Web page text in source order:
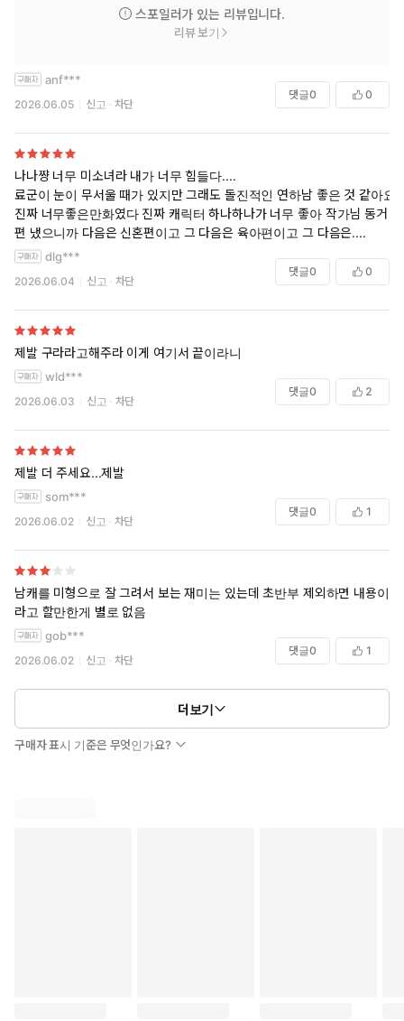
스포일러가 있는 리뷰입니다.
리뷰 보기
anf***
2026.06.05 신고 차단
댓글0 0
나나쨩 너무 미소녀라 내가 너무 힘들다....
료군이 눈이 무서울 때가 있지만 그래도 돌진적인 연하남 좋은 것 같아요
진짜 너무좋은만화였다 진짜 캐릭터 하나하나가 너무 좋아 작가님 동거
편 냈으니까 다음은 신혼편이고 그 다음은 육아편이고 그 다음은....
dlg***
2026.06.04 신고 차단
댓글0 0
제발 구라라고해주라 이게 여기서 끝이라니
wld***
2026.06.03 신고 차단
댓글0 2
제발 더 주세요...제발
som***
2026.06.02 신고 차단
댓글0 1
남캐를 미형으로 잘 그려서 보는 재미는 있는데 초반부 제외하면 내용이
라고 할만한게 별로 없음
gob***
2026.06.02 신고 차단
댓글0 1
더보기
구매자 표시 기준은 무엇인가요?